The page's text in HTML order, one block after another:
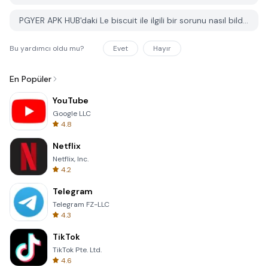
PGYER APK HUB'daki Le biscuit ile ilgili bir sorunu nasıl bildirebilirim?
Bu yardımcı oldu mu? Evet Hayır
En Popüler
YouTube
Google LLC
4.8
Netflix
Netflix, Inc.
4.2
Telegram
Telegram FZ-LLC
4.3
TikTok
TikTok Pte. Ltd.
4.6